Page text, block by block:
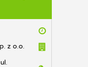
z o.o.